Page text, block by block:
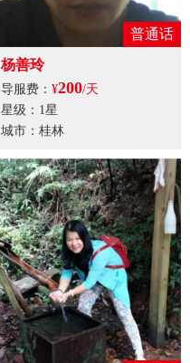
普通话
杨善玲
导服费： ¥200/天
星级：1星
城市：桂林